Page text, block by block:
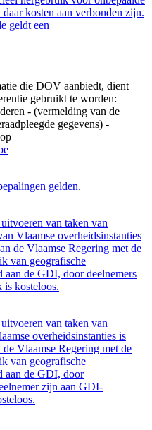
kosten aan verbonden zijn.
geldt een
die DOV aanbiedt, dient
gebruikt te worden:
- (vermelding van de
gegevens) -
gelden.
van taken van
Vlaamse overheidsinstanties
de Vlaamse Regering met de
van geografische
aan de GDI, door deelnemers
kosteloos.
van taken van
overheidsinstanties is
Vlaamse Regering met de
van geografische
aan de GDI, door
zijn aan GDI-